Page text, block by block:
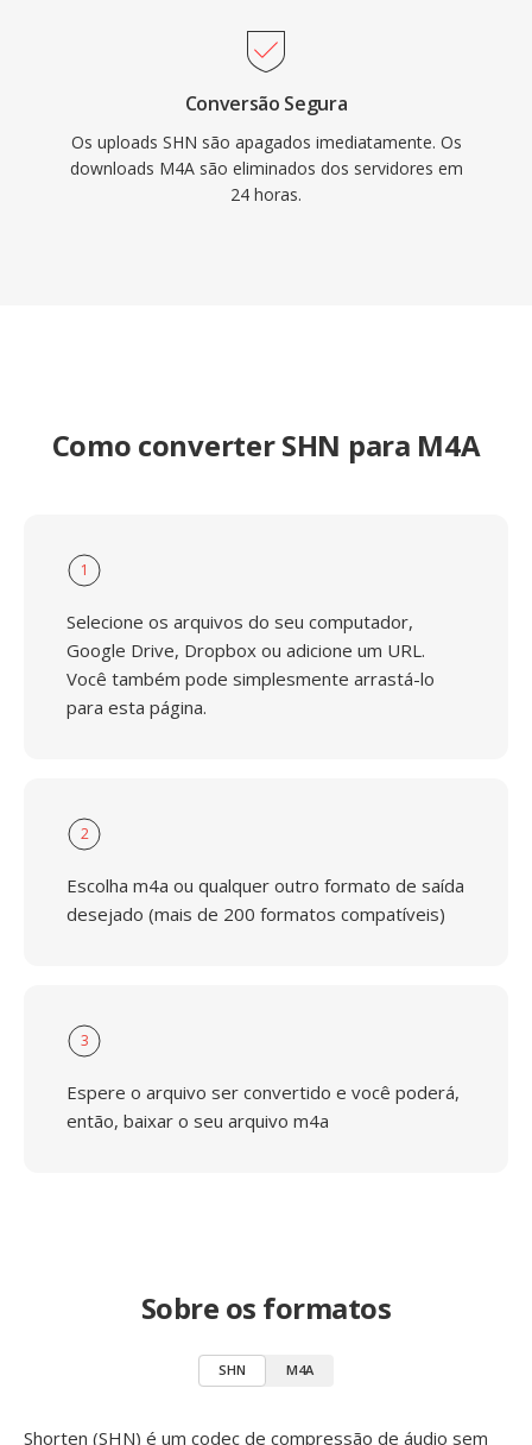
Conversão Segura
Os uploads SHN são apagados imediatamente. Os
downloads M4A são eliminados dos servidores em
24 horas.
Como converter SHN para M4A
1
Selecione os arquivos do seu computador,
Google Drive, Dropbox ou adicione um URL.
Você também pode simplesmente arrastá-lo
para esta página.
2
Escolha m4a ou qualquer outro formato de saída
desejado (mais de 200 formatos compatíveis)
3
Espere o arquivo ser convertido e você poderá,
então, baixar o seu arquivo m4a
Sobre os formatos
SHN M4A
Shorten (SHN) é um codec de compressão de áudio sem